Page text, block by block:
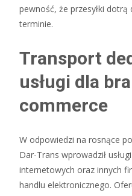
pewność, że przesyłki
terminie.
Transport
usługi dla
commerce
W odpowiedzi na rosnące
Dar-Trans wprowadził
internetowych oraz innych
handlu elektronicznego.